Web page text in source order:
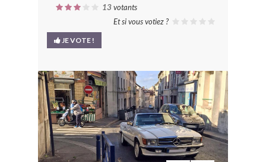
LES CONTRIBUTEURS
LE BLOG
BONJOURLAVIEILLE ?
MODÈLES ET MARQUES
COMMENT FONCTIONNE BLV ?
13votants
Et si vous votiez ?
JE VOTE !